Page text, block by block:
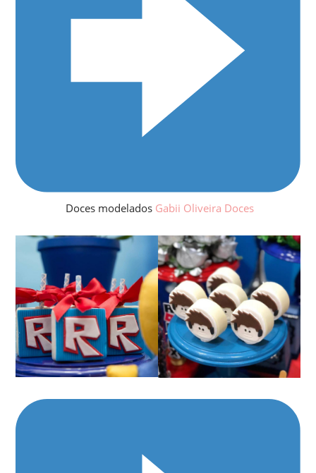
Doces modelados Gabii Oliveira Doces